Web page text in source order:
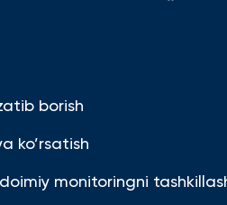
borish
ko’rsatish
monitoringni